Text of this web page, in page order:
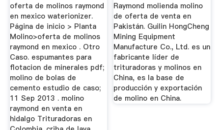
oferta de molinos raymond
en mexico waterionizer.
Página de inicio > Planta
Molino>oferta de molinos
raymond en mexico . Otro
Caso. espumantes para
flotacion de minerales pdf;
molino de bolas de
cemento estudio de caso;
11 Sep 2013 . molino
raymond en venta en
hidalgo Trituradoras en
Raymond molienda molino
de oferta de venta en
Pakistán. Guilin HongCheng
Mining Equipment
Manufacture Co., Ltd. es un
fabricante líder de
trituradoras y molinos en
China, es la base de
producción y exportación
de molino en China.